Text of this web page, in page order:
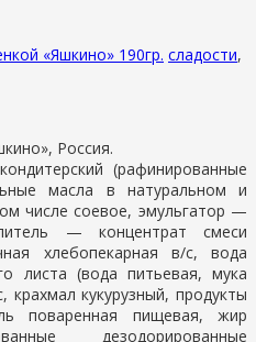
«Яшкино» 190гр. сладости,
Россия.
(рафинированные
масла в натуральном и
числе соевое, эмульгатор —
— концентрат смеси
хлебопекарная в/с, вода
листа (вода питьевая, мука
крахмал кукурузный, продукты
поваренная пищевая, жир
дезодорированные